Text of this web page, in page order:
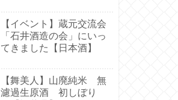
【イベント】蔵元交流会
「石井酒造の会」にいっ
てきました【日本酒】
【舞美人】山廃純米 無
濾過生原酒 初しぼり